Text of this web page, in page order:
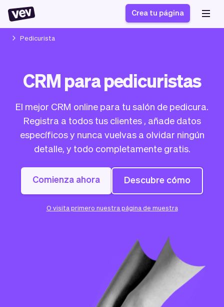
para PYMES
Software de entregas
Sistema POS
Software servicios de
campo
CRM para PYMES
Sistema de pedidos
Software
programación de
clases
Agenda de citas
Historias
Ayuda
Novedades
Impuestos
Checkout
Insertar Widget
Negocio
Software
Vev
Piloto automático
Vista general
Ausencias
Equipo
Entregas
Crea tu página
Pedicurista
CRM para pedicuristas
El mejor CRM online para tu salón de pedicura.
Registra a todos tus clientes , añade datos
específicos y nunca vuelvas a olvidar ningún
detalle, y todo completamente gratis.
Comienza ahora Descubre cómo
O visita primero nuestra página de muestra